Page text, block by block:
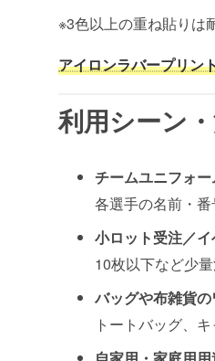
※3色以上の重ね貼りは
アイロンラバープリン
利用シーン
チームユニフォ
各選手の名前・番
小ロット受注／
10枚以下など少
バッグや布雑貨
トートバッグ、